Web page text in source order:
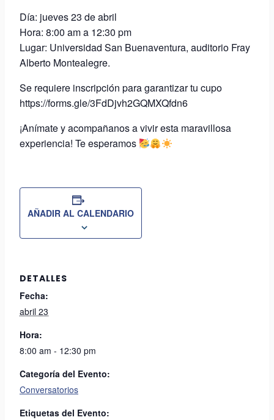
Día: jueves 23 de abril
Hora: 8:00 am a 12:30 pm
Lugar: Universidad San Buenaventura, auditorio Fray
Alberto Montealegre.
Se requiere inscripción para garantizar tu cupo
https://forms.gle/3FdDjvh2GQMXQfdn6
¡Anímate y acompañanos a vivir esta maravillosa
experiencia! Te esperamos
AÑADIR AL CALENDARIO
DETALLES
Fecha:
abril 23
Hora:
8:00 am - 12:30 pm
Categoría del Evento:
Conversatorios
Etiquetas del Evento: